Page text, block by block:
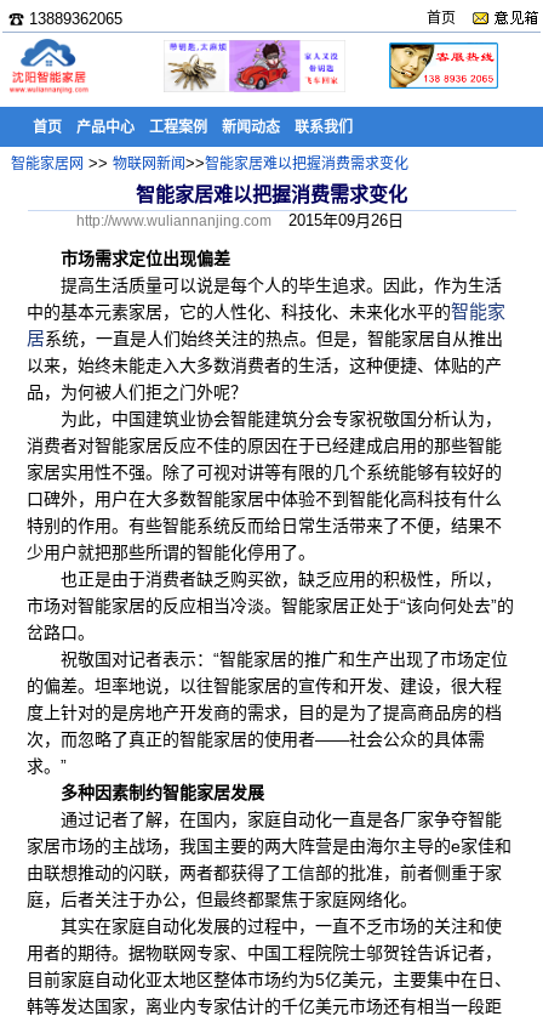
☎ 13889362065 首页
首页 产品中心 工程案例 新闻动态 联系我们
智能家居网 >> 物联网新闻>>智能家居难以把握消费需求变化
智能家居难以把握消费需求变化
http://www.wuliannanjing.com 2015年09月26日
市场需求定位出现偏差
提高生活质量可以说是每个人的毕生追求。因此，作为生活
中的基本元素家居，它的人性化、科技化、未来化水平的智能家
居系统，一直是人们始终关注的热点。但是，智能家居自从推出
以来，始终未能走入大多数消费者的生活，这种便捷、体贴的产
品，为何被人们拒之门外呢？
为此，中国建筑业协会智能建筑分会专家祝敬国分析认为，
消费者对智能家居反应不佳的原因在于已经建成启用的那些智能
家居实用性不强。除了可视对讲等有限的几个系统能够有较好的
口碑外，用户在大多数智能家居中体验不到智能化高科技有什么
特别的作用。有些智能系统反而给日常生活带来了不便，结果不
少用户就把那些所谓的智能化停用了。
也正是由于消费者缺乏购买欲，缺乏应用的积极性，所以，
市场对智能家居的反应相当冷淡。智能家居正处于“该向何处去”的
岔路口。
祝敬国对记者表示：“智能家居的推广和生产出现了市场定位
的偏差。坦率地说，以往智能家居的宣传和开发、建设，很大程
度上针对的是房地产开发商的需求，目的是为了提高商品房的档
次，而忽略了真正的智能家居的使用者——社会公众的具体需
求。”
多种因素制约智能家居发展
通过记者了解，在国内，家庭自动化一直是各厂家争夺智能
家居市场的主战场，我国主要的两大阵营是由海尔主导的e家佳和
由联想推动的闪联，两者都获得了工信部的批准，前者侧重于家
庭，后者关注于办公，但最终都聚焦于家庭网络化。
其实在家庭自动化发展的过程中，一直不乏市场的关注和使
用者的期待。据物联网专家、中国工程院院士邬贺铨告诉记者，
目前家庭自动化亚太地区整体市场约为5亿美元，主要集中在日、
韩等发达国家，离业内专家估计的千亿美元市场还有相当一段距